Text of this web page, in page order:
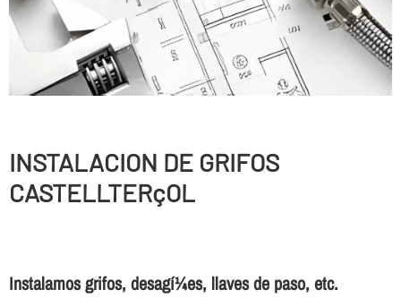
INSTALACION DE GRIFOS
CASTELLTERçOL
Instalamos grifos, desagí¼es, llaves de paso, etc.